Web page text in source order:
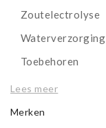
Zoutelectrolyse
Waterverzorging
Toebehoren
Lees meer
Merken